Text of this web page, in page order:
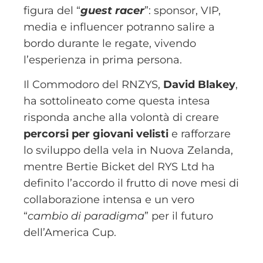
figura del “guest racer”: sponsor, VIP,
media e influencer potranno salire a
bordo durante le regate, vivendo
l’esperienza in prima persona.
Il Commodoro del RNZYS, David Blakey,
ha sottolineato come questa intesa
risponda anche alla volontà di creare
percorsi per giovani velisti e rafforzare
lo sviluppo della vela in Nuova Zelanda,
mentre Bertie Bicket del RYS Ltd ha
definito l’accordo il frutto di nove mesi di
collaborazione intensa e un vero
“cambio di paradigma” per il futuro
dell’America Cup.